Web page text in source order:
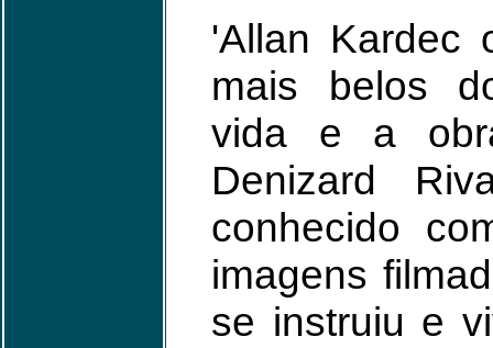
'Allan Kardec
mais belos
vida e a
Denizard
conhecido
imagens
se instruiu e